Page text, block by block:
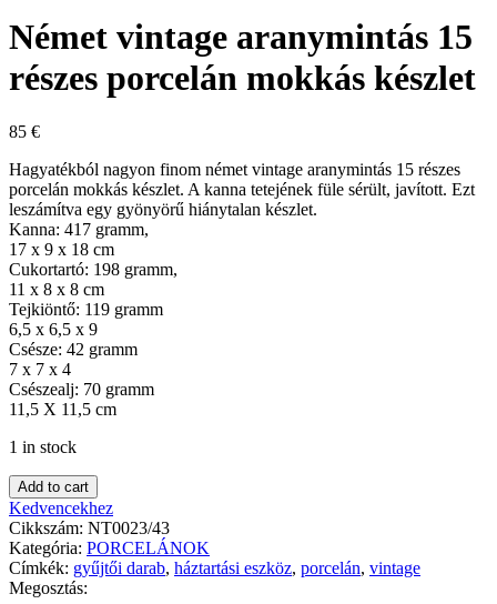
Német vintage aranymintás 15
részes porcelán mokkás készlet
85 €
Hagyatékból nagyon finom német vintage aranymintás 15 részes
porcelán mokkás készlet. A kanna tetejének füle sérült, javított. Ezt
leszámítva egy gyönyörű hiánytalan készlet.
Kanna: 417 gramm,
17 x 9 x 18 cm
Cukortartó: 198 gramm,
11 x 8 x 8 cm
Tejkiöntő: 119 gramm
6,5 x 6,5 x 9
Csésze: 42 gramm
7 x 7 x 4
Csészealj: 70 gramm
11,5 X 11,5 cm
1 in stock
Add to cart
Kedvencekhez
Cikkszám: NT0023/43
Kategória: PORCELÁNOK
Címkék: gyűjtői darab, háztartási eszköz, porcelán, vintage
Megosztás: